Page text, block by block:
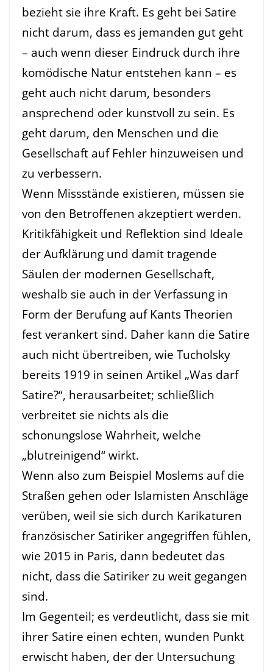
bezieht sie ihre Kraft. Es geht bei Satire
nicht darum, dass es jemanden gut geht
– auch wenn dieser Eindruck durch ihre
komödische Natur entstehen kann – es
geht auch nicht darum, besonders
ansprechend oder kunstvoll zu sein. Es
geht darum, den Menschen und die
Gesellschaft auf Fehler hinzuweisen und
zu verbessern.
Wenn Missstände existieren, müssen sie
von den Betroffenen akzeptiert werden.
Kritikfähigkeit und Reflektion sind Ideale
der Aufklärung und damit tragende
Säulen der modernen Gesellschaft,
weshalb sie auch in der Verfassung in
Form der Berufung auf Kants Theorien
fest verankert sind. Daher kann die Satire
auch nicht übertreiben, wie Tucholsky
bereits 1919 in seinen Artikel „Was darf
Satire?“, herausarbeitet; schließlich
verbreitet sie nichts als die
schonungslose Wahrheit, welche
„blutreinigend“ wirkt.
Wenn also zum Beispiel Moslems auf die
Straßen gehen oder Islamisten Anschläge
verüben, weil sie sich durch Karikaturen
französischer Satiriker angegriffen fühlen,
wie 2015 in Paris, dann bedeutet das
nicht, dass die Satiriker zu weit gegangen
sind.
Im Gegenteil; es verdeutlicht, dass sie mit
ihrer Satire einen echten, wunden Punkt
erwischt haben, der der Untersuchung